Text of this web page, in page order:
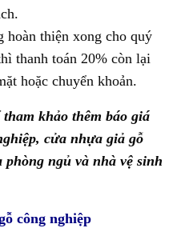
hoàn thiện xong cho quý
thanh toán 20% còn lại
hoặc chuyển khoản.
khảo thêm báo giá
cửa nhựa giả gỗ
ngủ và nhà vệ sinh
công nghiệp